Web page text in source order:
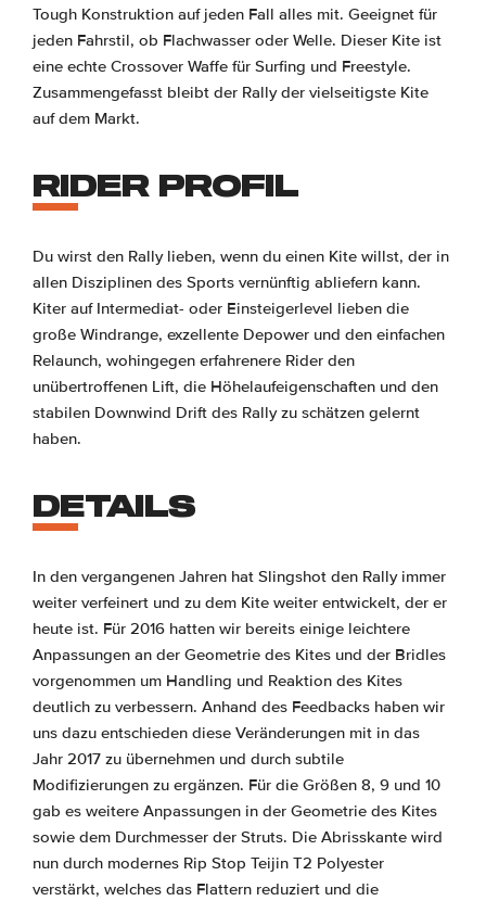
Tough Konstruktion auf jeden Fall alles mit. Geeignet für
jeden Fahrstil, ob Flachwasser oder Welle. Dieser Kite ist
eine echte Crossover Waffe für Surfing und Freestyle.
Zusammengefasst bleibt der Rally der vielseitigste Kite
auf dem Markt.
RIDER PROFIL
Du wirst den Rally lieben, wenn du einen Kite willst, der in
allen Disziplinen des Sports vernünftig abliefern kann.
Kiter auf Intermediat- oder Einsteigerlevel lieben die
große Windrange, exzellente Depower und den einfachen
Relaunch, wohingegen erfahrenere Rider den
unübertroffenen Lift, die Höhelaufeigenschaften und den
stabilen Downwind Drift des Rally zu schätzen gelernt
haben.
DETAILS
In den vergangenen Jahren hat Slingshot den Rally immer
weiter verfeinert und zu dem Kite weiter entwickelt, der er
heute ist. Für 2016 hatten wir bereits einige leichtere
Anpassungen an der Geometrie des Kites und der Bridles
vorgenommen um Handling und Reaktion des Kites
deutlich zu verbessern. Anhand des Feedbacks haben wir
uns dazu entschieden diese Veränderungen mit in das
Jahr 2017 zu übernehmen und durch subtile
Modifizierungen zu ergänzen. Für die Größen 8, 9 und 10
gab es weitere Anpassungen in der Geometrie des Kites
sowie dem Durchmesser der Struts. Die Abrisskante wird
nun durch modernes Rip Stop Teijin T2 Polyester
verstärkt, welches das Flattern reduziert und die